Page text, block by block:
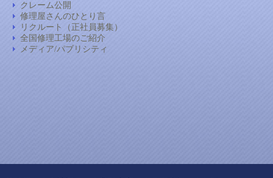
クレーム公開
修理屋さんのひとり言
リクルート（正社員募集）
全国修理工場のご紹介
メディア/パブリシティ